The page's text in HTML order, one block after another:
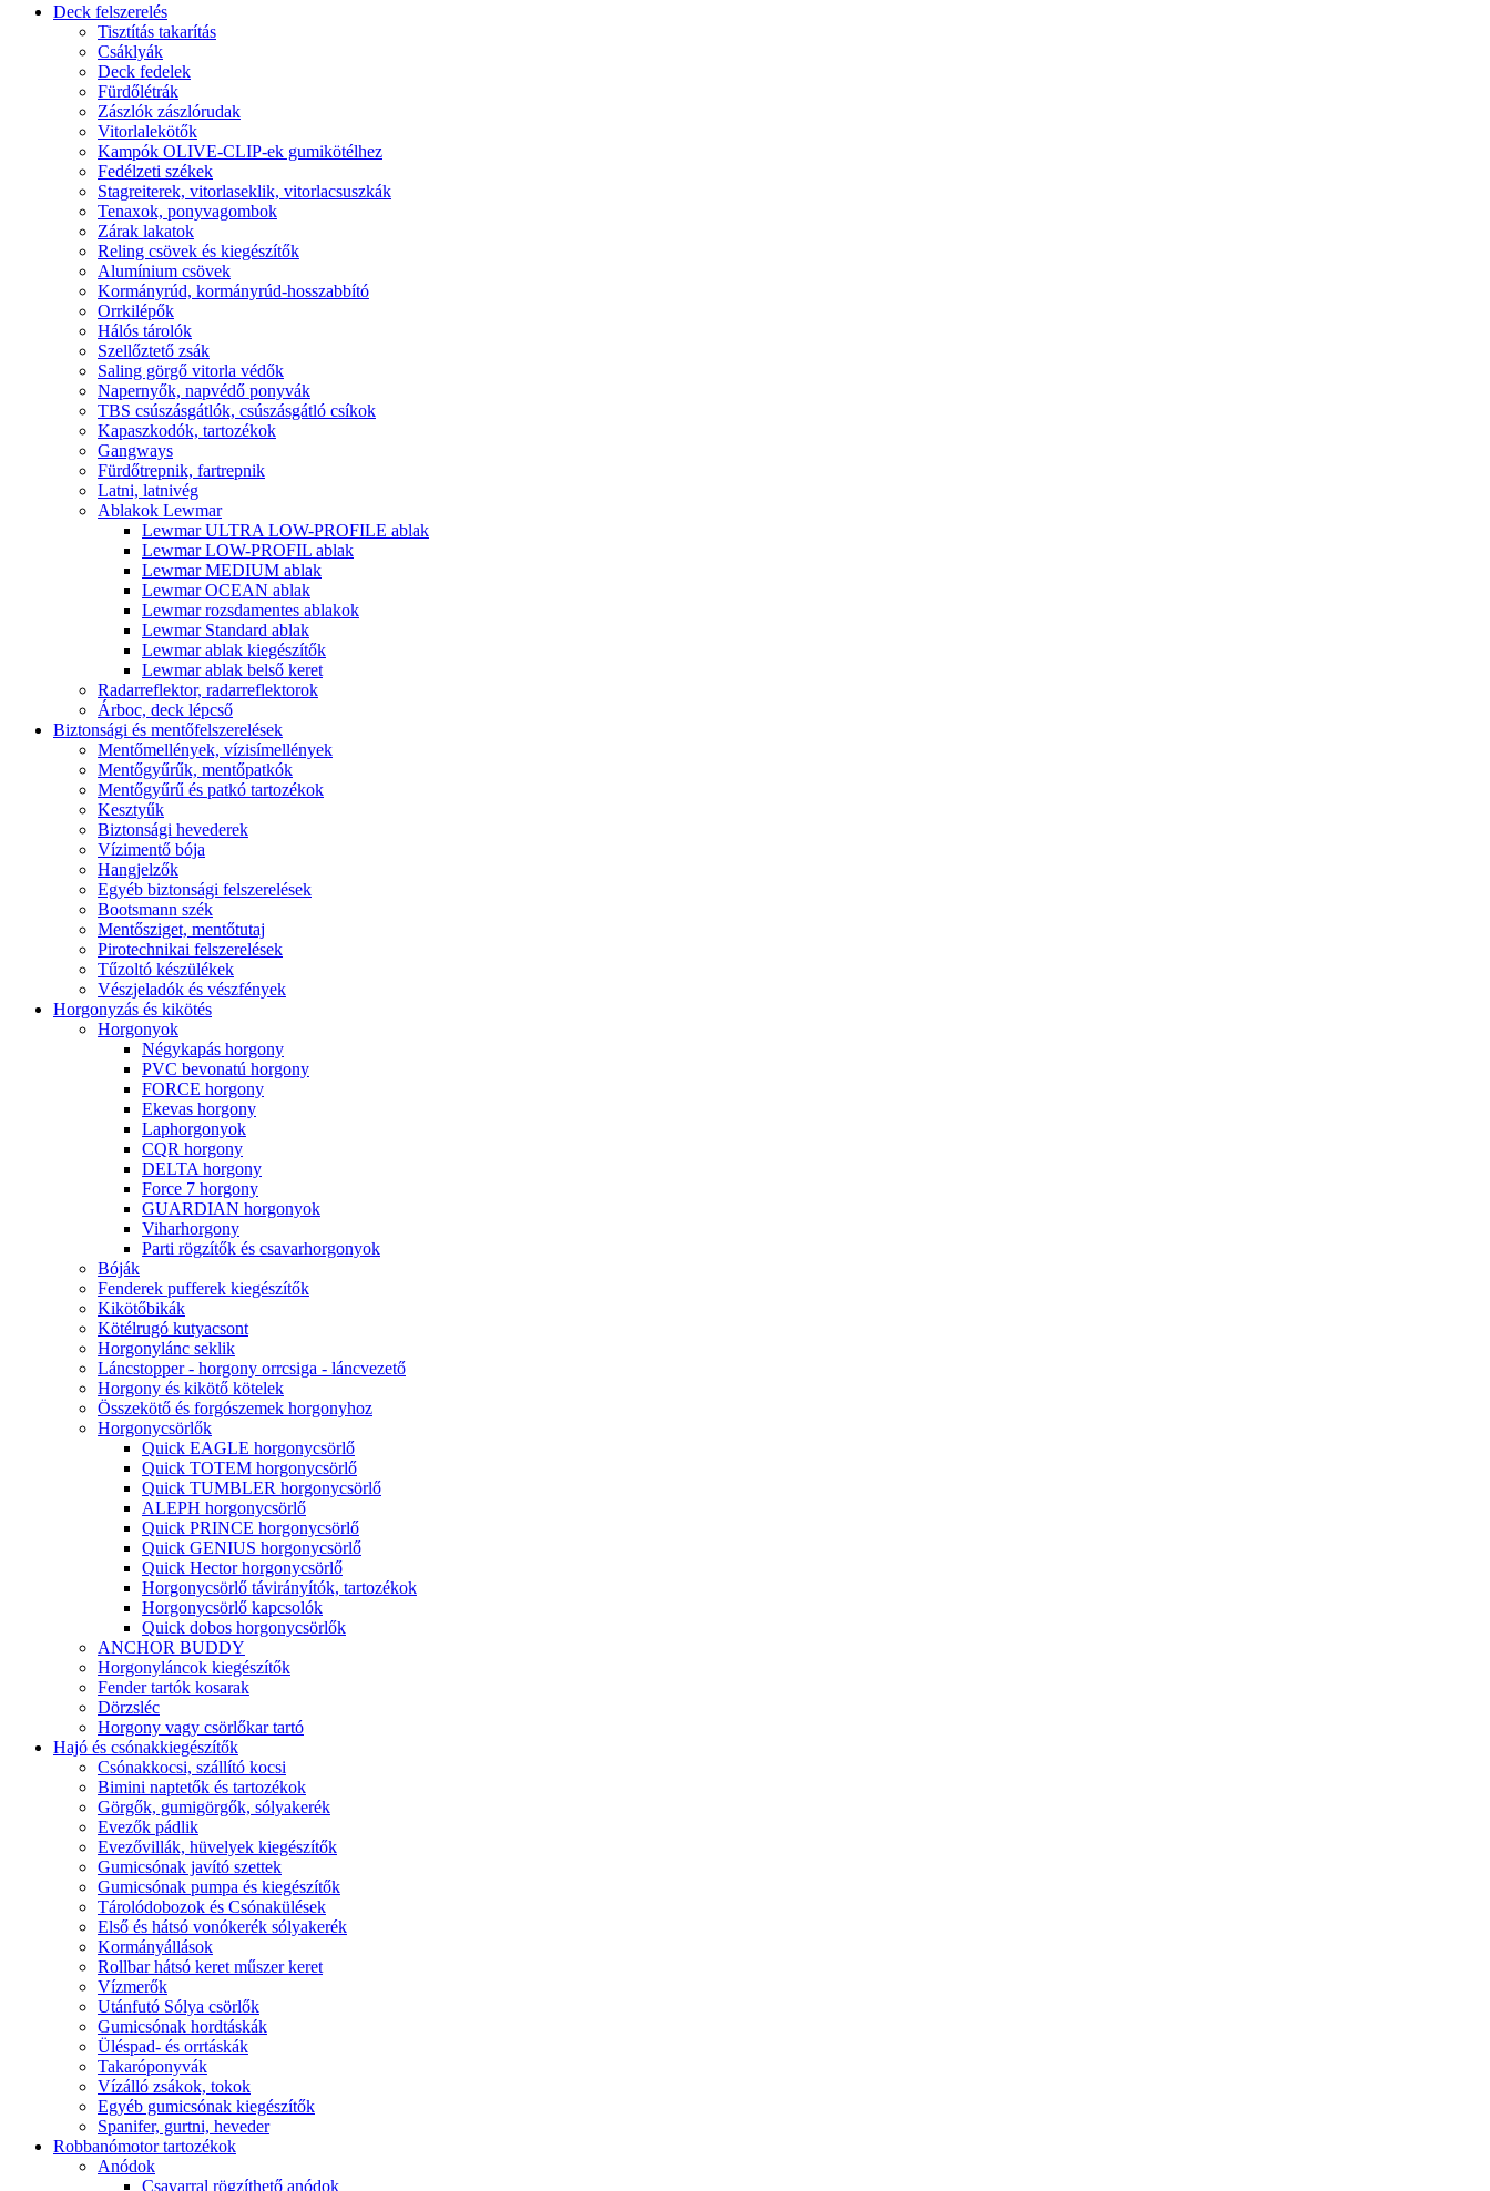
Deck felszerelés
Tisztítás takarítás
Csáklyák
Deck fedelek
Fürdőlétrák
Zászlók zászlórudak
Vitorlalekötők
Kampók OLIVE-CLIP-ek gumikötélhez
Fedélzeti székek
Stagreiterek, vitorlaseklik, vitorlacsuszkák
Tenaxok, ponyvagombok
Zárak lakatok
Reling csövek és kiegészítők
Alumínium csövek
Kormányrúd, kormányrúd-hosszabbító
Orrkilépők
Hálós tárolók
Szellőztető zsák
Saling görgő vitorla védők
Napernyők, napvédő ponyvák
TBS csúszásgátlók, csúszásgátló csíkok
Kapaszkodók, tartozékok
Gangways
Fürdőtrepnik, fartrepnik
Latni, latnivég
Ablakok Lewmar
Lewmar ULTRA LOW-PROFILE ablak
Lewmar LOW-PROFIL ablak
Lewmar MEDIUM ablak
Lewmar OCEAN ablak
Lewmar rozsdamentes ablakok
Lewmar Standard ablak
Lewmar ablak kiegészítők
Lewmar ablak belső keret
Radarreflektor, radarreflektorok
Árboc, deck lépcső
Biztonsági és mentőfelszerelések
Mentőmellények, vízisímellények
Mentőgyűrűk, mentőpatkók
Mentőgyűrű és patkó tartozékok
Kesztyűk
Biztonsági hevederek
Vízimentő bója
Hangjelzők
Egyéb biztonsági felszerelések
Bootsmann szék
Mentősziget, mentőtutaj
Pirotechnikai felszerelések
Tűzoltó készülékek
Vészjeladók és vészfények
Horgonyzás és kikötés
Horgonyok
Négykapás horgony
PVC bevonatú horgony
FORCE horgony
Ekevas horgony
Laphorgonyok
CQR horgony
DELTA horgony
Force 7 horgony
GUARDIAN horgonyok
Viharhorgony
Parti rögzítők és csavarhorgonyok
Bóják
Fenderek pufferek kiegészítők
Kikötőbikák
Kötélrugó kutyacsont
Horgonylánc seklik
Láncstopper - horgony orrcsiga - láncvezető
Horgony és kikötő kötelek
Összekötő és forgószemek horgonyhoz
Horgonycsörlők
Quick EAGLE horgonycsörlő
Quick TOTEM horgonycsörlő
Quick TUMBLER horgonycsörlő
ALEPH horgonycsörlő
Quick PRINCE horgonycsörlő
Quick GENIUS horgonycsörlő
Quick Hector horgonycsörlő
Horgonycsörlő távirányítók, tartozékok
Horgonycsörlő kapcsolók
Quick dobos horgonycsörlők
ANCHOR BUDDY
Horgonyláncok kiegészítők
Fender tartók kosarak
Dörzsléc
Horgony vagy csörlőkar tartó
Hajó és csónakkiegészítők
Csónakkocsi, szállító kocsi
Bimini naptetők és tartozékok
Görgők, gumigörgők, sólyakerék
Evezők pádlik
Evezővillák, hüvelyek kiegészítők
Gumicsónak javító szettek
Gumicsónak pumpa és kiegészítők
Tárolódobozok és Csónakülések
Első és hátsó vonókerék sólyakerék
Kormányállások
Rollbar hátsó keret műszer keret
Vízmerők
Utánfutó Sólya csörlők
Gumicsónak hordtáskák
Üléspad- és orrtáskák
Takaróponyvák
Vízálló zsákok, tokok
Egyéb gumicsónak kiegészítők
Spanifer, gurtni, heveder
Robbanómotor tartozékok
Anódok
Csavarral rögzíthető anódok